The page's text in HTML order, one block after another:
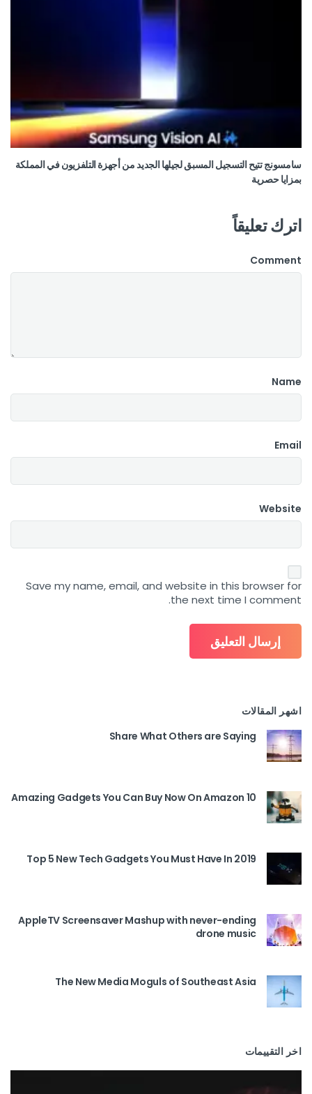
سامسونج تتيح التسجيل المسبق لجيلها الجديد من أجهزة التلفزيون في المملكة
بمزايا حصرية
اترك تعليقاً
Comment
Name
Email
Website
Save my name, email, and website in this browser for
the next time I comment.
اشهر المقالات
Share What Others are Saying
10 Amazing Gadgets You Can Buy Now On Amazon
Top 5 New Tech Gadgets You Must Have In 2019
AppleTV Screensaver Mashup with never-ending
drone music
The New Media Moguls of Southeast Asia
اخر التقييمات